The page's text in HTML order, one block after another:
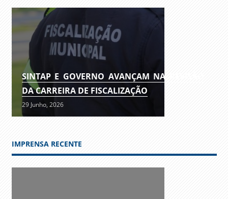
SINTAP E GOVERNO AVANÇAM NA REVISÃO
DA CARREIRA DE FISCALIZAÇÃO
29 Junho, 2026
IMPRENSA RECENTE